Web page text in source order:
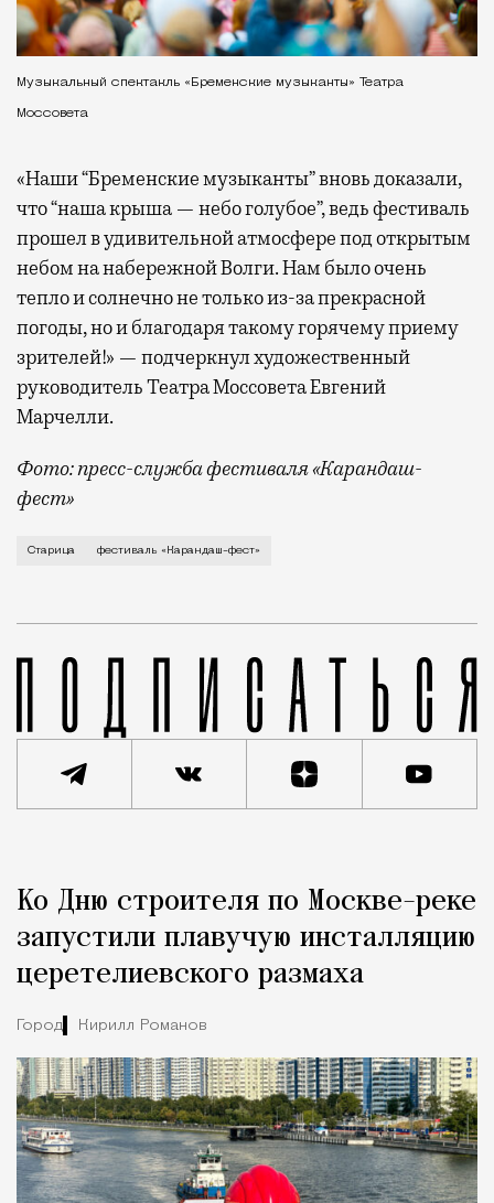
Музыкальный спектакль «Бременские музыканты» Театра
Моссовета
«Наши “Бременские музыканты” вновь доказали,
что “наша крыша — небо голубое”, ведь фестиваль
прошел в удивительной атмосфере под открытым
небом на набережной Волги. Нам было очень
тепло и солнечно не только из-за прекрасной
погоды, но и благодаря такому горячему приему
зрителей!» — подчеркнул художественный
руководитель Театра Моссовета Евгений
Марчелли.
Фото: пресс-служба фестиваля «Карандаш-
фест»
В минувший уикенд маленькая Старица в
Старица фестиваль «Карандаш-фест»
Город
Ко Дню строителя по Москве-реке
запустили плавучую инсталляцию
церетелиевского размаха
Город Кирилл Романов